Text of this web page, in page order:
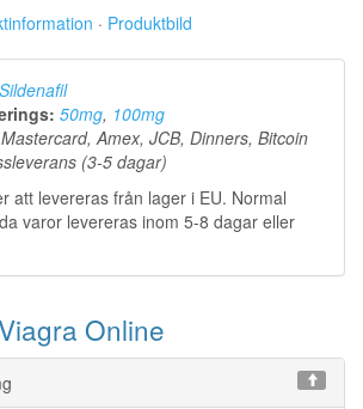
· Produktbild
Sildenafil
50mg, 100mg
Amex, JCB, Dinners, Bitcoin
(3-5 dagar)
att levereras från lager i EU. Normal
varor levereras inom 5-8 dagar eller
Online